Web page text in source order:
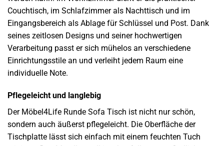
Couchtisch, im Schlafzimmer als Nachttisch und im
Eingangsbereich als Ablage für Schlüssel und Post. Dank
seines zeitlosen Designs und seiner hochwertigen
Verarbeitung passt er sich mühelos an verschiedene
Einrichtungsstile an und verleiht jedem Raum eine
individuelle Note.
Pflegeleicht und langlebig
Der Möbel4Life Runde Sofa Tisch ist nicht nur schön,
sondern auch äußerst pflegeleicht. Die Oberfläche der
Tischplatte lässt sich einfach mit einem feuchten Tuch